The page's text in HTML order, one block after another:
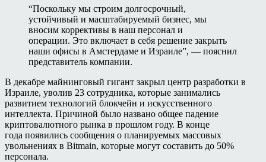
“Поскольку мы строим долгосрочный,
устойчивый и масштабируемый бизнес, мы
вносим коррективы в наш персонал и
операции. Это включает в себя решение закрыть
наши офисы в Амстердаме и Израиле”, — пояснил
представитель компании.
В декабре майнинговый гигант закрыл центр разработки в
Израиле, уволив 23 сотрудника, которые занимались
развитием технологий блокчейн и искусственного
интеллекта. Причиной было названо общее падение
криптовалютного рынка в прошлом году. В конце
года появились сообщения о планируемых массовых
увольнениях в Bitmain, которые могут составить до 50%
персонала.